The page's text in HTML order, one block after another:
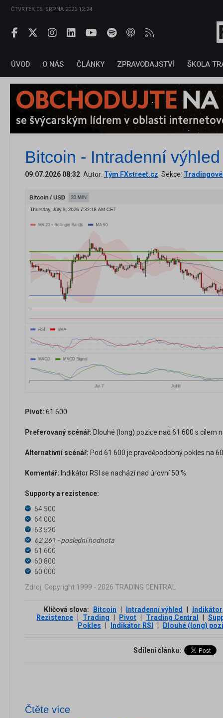
ČTVRTEK 06. SRPNA 2026 12:24
ÚVOD O NÁS ČLÁNKY ZPRAVODAJSTVÍ ŠKOLA
Bitcoin - Intradenní
09.07.2026 08:32 Autor: Tým FXstreet.cz Sekce: Tradingové
Pivot: 61 600
Preferovaný scénář: Dlouhé (long) pozice nad 61 600 s cílem
Alternativní scénář: Pod 61 600 je pravděpodobný pokles na
Komentář: Indikátor RSI se nachází nad úrovní 50 %.
Supporty a rezistence:
64 500
64 000
63 520
62 261 - poslední hodnota
61 600
60 800
60 000
Zdroj: Copyright 1999 - 2026 TRADING CENTRAL
Klíčová slova: Bitcoin Intradenní výhled
Indikátor
Rezistence
Trading Pivot Trading Central
Pokles
Indikátor RSI Dlouhé (long)
Sdílení článku:
Čtěte více